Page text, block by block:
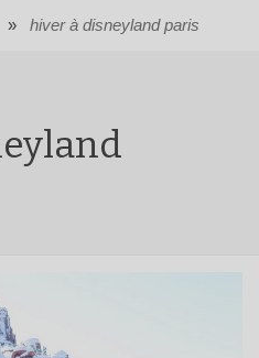
» hiver à disneyland paris